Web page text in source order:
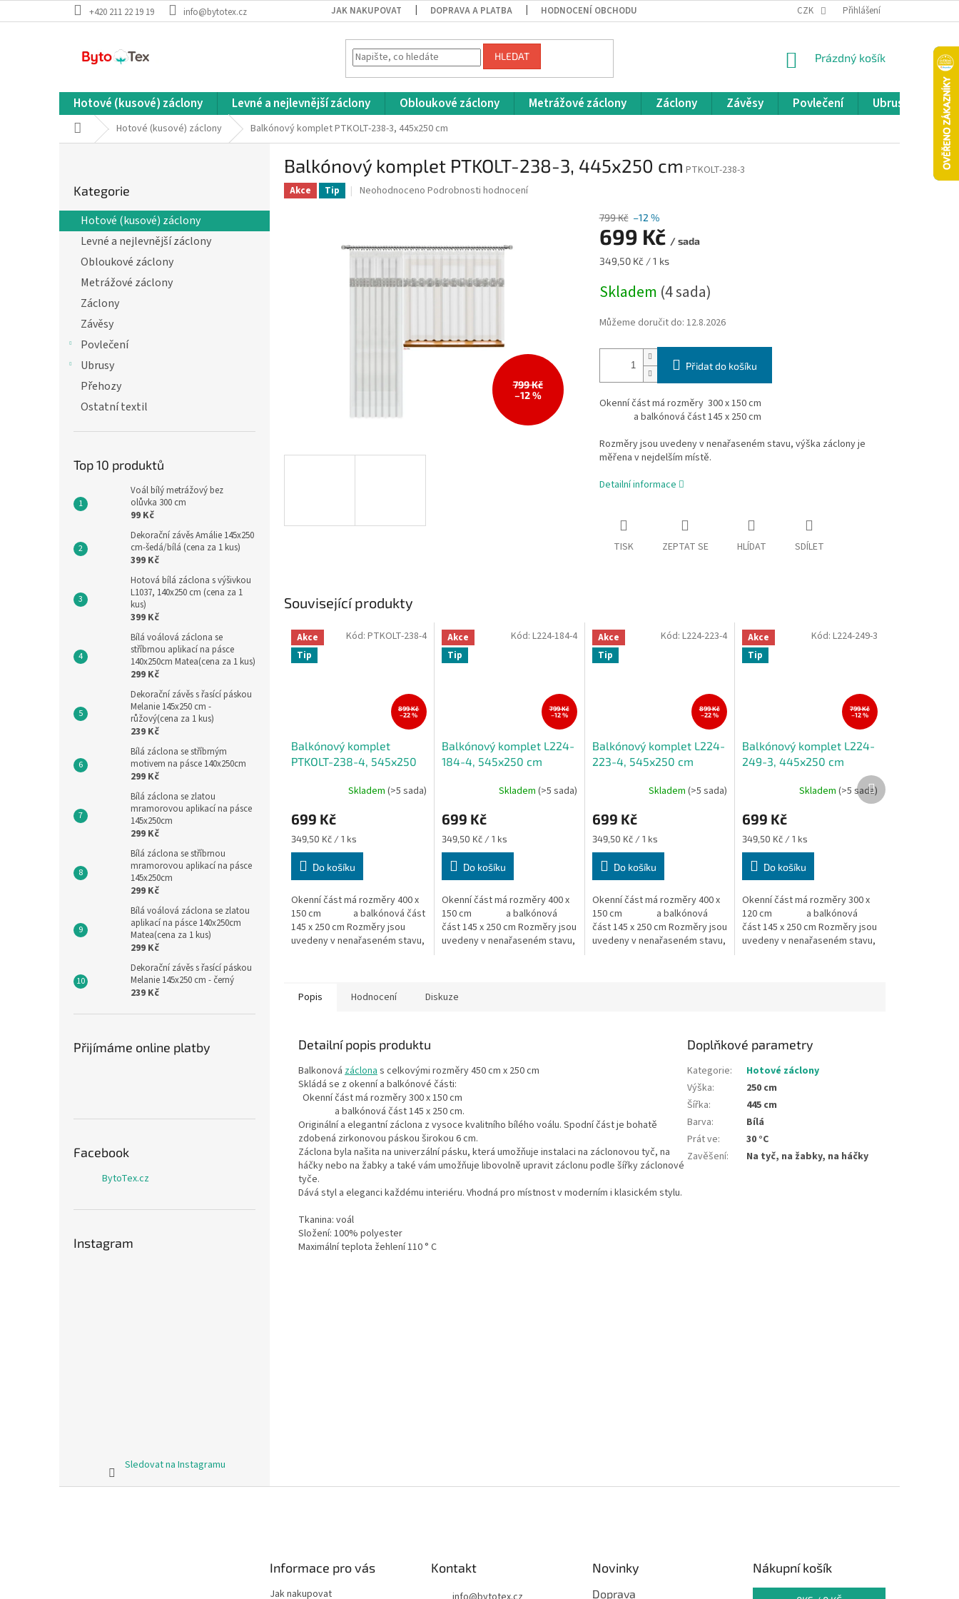
na
+420 211 22 19 19 info@bytotex.cz JAK NAKUPOVAT DOPRAVA A PLATBA HODNOCENÍ OBCHODU OBCHODNÍ PODMÍNKY
CZK Přihlášení
HLEDAT
NÁKUPNÍ
Prázdný košík
Hotové (kusové) záclony Levné a nejlevnější záclony Obloukové záclony Metrážové záclony Záclony Závěsy Povlečení Ubrusy
Domů Hotové (kusové) záclony Balkónový komplet PTKOLT-238-3, 445x250 cm
r
a
kategorie
Kategorie
Hotové (kusové) záclony
Levné a nejlevnější záclony
Obloukové záclony
Metrážové záclony
Záclony
Závěsy
Povlečení
Ubrusy
Přehozy
Ostatní textil
Top 10 produktů
Voál bílý metrážový bez
olůvka 300 cm
99 Kč
Dekorační závěs Amálie 145x250
cm-šedá/bílá (cena za 1 kus)
399 Kč
Hotová bílá záclona s výšivkou
L1037, 140x250 cm (cena za 1
kus)
399 Kč
Bílá voálová záclona se
stříbrnou aplikací na pásce
140x250cm Matea(cena za 1 kus)
299 Kč
Dekorační závěs s řasící páskou
Melanie 145x250 cm -
růžový(cena za 1 kus)
239 Kč
Bílá záclona se stříbrným
motivem na pásce 140x250cm
299 Kč
Bílá záclona se zlatou
mramorovou aplikací na pásce
145x250cm
299 Kč
Bílá záclona se stříbrnou
mramorovou aplikací na pásce
145x250cm
299 Kč
Bílá voálová záclona se zlatou
aplikací na pásce 140x250cm
Matea(cena za 1 kus)
299 Kč
Dekorační závěs s řasící páskou
Melanie 145x250 cm - černý
239 Kč
Přijímáme online platby
Facebook
BytoTex.cz
Instagram
Sledovat na Instagramu
Balkónový komplet PTKOLT-238-3, 445x250 cm PTKOLT-238-3
Akce Tip
Průměrné
0,0
z
hvězdiček.
Neohodnoceno Podrobnosti hodnocení
799 Kč
–12 %
799 Kč –12 %
699 Kč / sada
Měrná
349,50 Kč / 1 ks
Skladem (4 sada)
Můžeme doručit do: 12.8.2026
Přidat do košíku
Okenní část má rozměry 300 x 150 cm
a balkónová část 145 x 250 cm
Rozměry jsou uvedeny v nenařaseném stavu, výška záclony je
měřena v nejdelším místě.
Detailní informace
TISK ZEPTAT SE HLÍDAT SDÍLET
Související produkty
Akce
Tip
899 Kč
–22 %
Balkónový komplet
PTKOLT-238-4, 545x250
Skladem (>5 sada)
699 Kč
Měrná
cena:
349,50 Kč / 1 ks
Do košíku
Okenní část má rozměry 400 x
150 cm a balkónová část
145 x 250 cm Rozměry jsou
uvedeny v nenařaseném stavu,
Kód: PTKOLT-238-4
Akce
Tip
799 Kč
–12 %
Balkónový komplet L224-
184-4, 545x250 cm
Skladem (>5 sada)
699 Kč
Měrná
cena:
349,50 Kč / 1 ks
Do košíku
Okenní část má rozměry 400 x
150 cm a balkónová
část 145 x 250 cm Rozměry jsou
uvedeny v nenařaseném stavu,
Kód: L224-184-4
Akce
Tip
899 Kč
–22 %
Balkónový komplet L224-
223-4, 545x250 cm
Skladem(>5 sada)
699 Kč
Měrná
cena:
349,50 Kč / 1 ks
Do košíku
Okenní část má rozměry 400 x
150 cm a balkónová
část 145 x 250 cm Rozměry jsou
uvedeny v nenařaseném stavu,
Kód:L224-223-4
Akce
Tip
799 Kč
–12 %
Balkónový komplet L224-
249-3, 445x250 cm
Skladem (>5 sada)
699 Kč
Měrná
cena:
349,50 Kč / 1 ks
Do košíku
Okenní část má rozměry 300 x
120 cm a balkónová
část 145 x 250 cm Rozměry jsou
uvedeny v nenařaseném stavu,
Kód: L224-249-3
Další
produkt
Popis Hodnocení Diskuze
Detailní popis produktu
Balkonová záclonas celkovými rozměry 450 cm x 250 cm
Skládá se z okenní a balkónové části:
Okenní část má rozměry 300 x 150 cm
a balkónová část 145 x 250 cm.
Originální a elegantní záclona z vysoce kvalitního bílého voálu. Spodní část je bohatě
zdobená zirkonovou páskou širokou 6 cm.
Záclona byla našita na univerzální pásku, která umožňuje instalaci na záclonovou tyč, na
háčky nebo na žabky a také vám umožňuje libovolně upravit záclonu podle šířky záclonové
tyče.
Dává styl a eleganci každému interiéru. Vhodná pro místnost v moderním i klasickém stylu.
Tkanina: voál
Složení: 100% polyester
Maximální teplota žehlení 110 ° C
Doplňkové parametry
Kategorie:
Hotové záclony
Výška:
250 cm
Šířka:
445 cm
Barva:
Bílá
Prát ve:
30 °C
Zavěšení: Na tyč, na žabky, na háčky
Informace pro vás
Jak nakupovat
Kontakt Novinky
Doprava
Nákupní košík